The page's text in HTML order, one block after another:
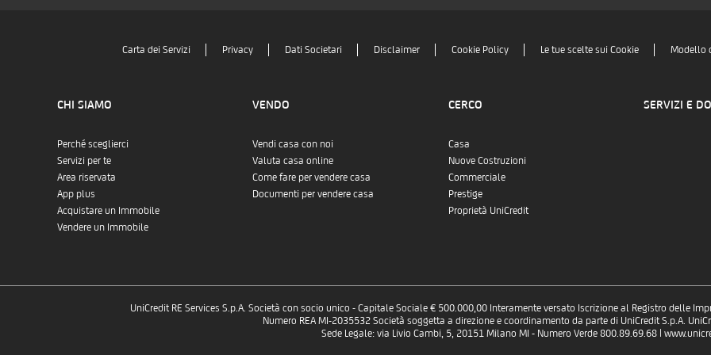
La facciata è stata rifatta pochi anni fa,
prevalentemente agli anni ’70, offrendo
assoluti: centrale, confinante con la chiesa e
luogo conosciuto in tutto il mondo per il
desidera investire in una delle zone più
Carta dei Servizi Privacy Dati Societari Disclaimer Cookie Policy Le tue scelte sui Cookie Modello
CHI SIAMO
Perché sceglierci
Servizi per te
Area riservata
App plus
Acquistare un Immobile
Vendere un Immobile
VENDO
Vendi casa con noi
Valuta casa online
Come fare per vendere casa
Documenti per vendere casa
CERCO
Casa
Nuove Costruzioni
Commerciale
Prestige
Proprietà UniCredit
SERVIZI E
UniCredit RE Services S.p.A. Società con socio unico - Capitale Sociale € 500.000,00 Interamente versato Iscrizione al Registro delle
Numero REA MI-2035532 Società soggetta a direzione e coordinamento da parte di UniCredit S.p.A.
Sede Legale: via Livio Cambi, 5, 20151 Milano MI - Numero Verde 800.89.69.68 |